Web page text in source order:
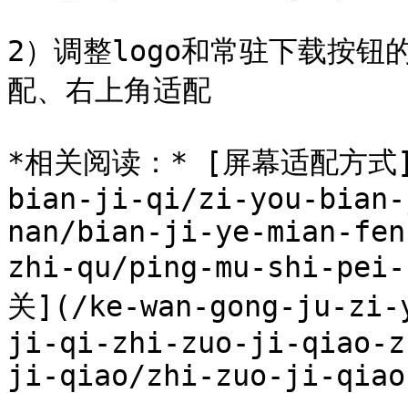
2）调整logo和常驻下载按钮
配、右上角适配
*相关阅读：* [屏幕适配
bian-ji-qi/zi-you-
nan/bian-ji-ye-mian-
zhi-qu/ping-mu-shi-pei-
关](/ke-wan-gong-ju-
ji-qi-zhi-zuo-ji-qiao-
ji-qiao/zhi-zuo-ji-qiao-